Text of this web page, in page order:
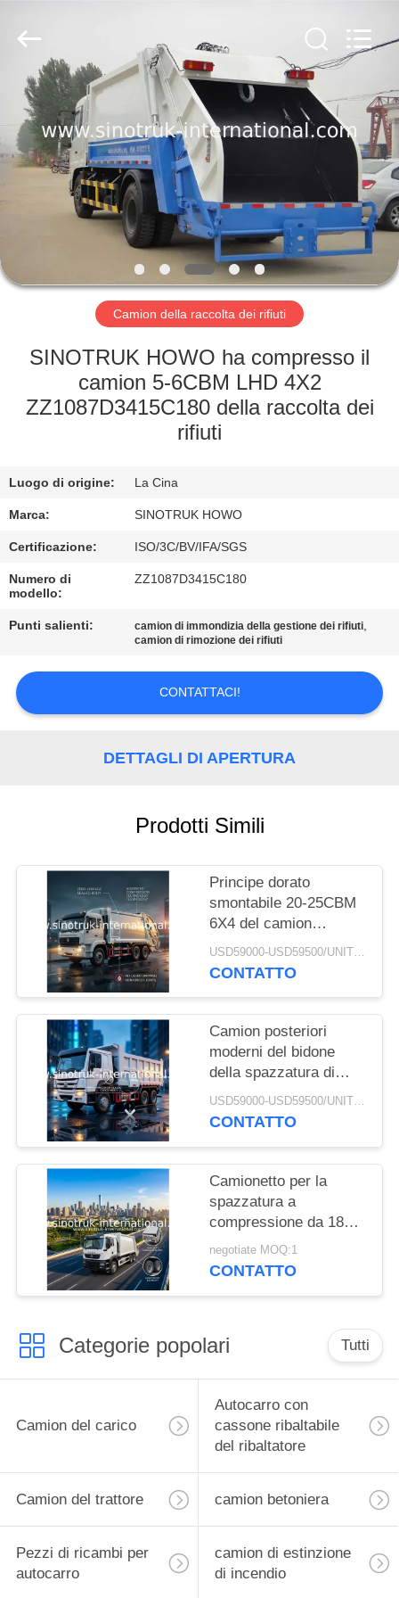
CASA.
PRODOTTI
NOI
ALLA
FABBRICA
QUALITÀ
CONTATTACI
CHIEDI
UN
PREVENTIVO
MAPPA
SULLA
PRIVACY
LTD..
Reserved.
Camion della raccolta dei rifiuti
SINOTRUK HOWO ha compresso il
camion 5-6CBM LHD 4X2
ZZ1087D3415C180 della raccolta dei
rifiuti
Luogo di origine: La Cina
Marca: SINOTRUK HOWO
Certificazione: ISO/3C/BV/IFA/SGS
Numero di
modello:
ZZ1087D3415C180
Punti salienti: camion di immondizia della gestione dei rifiuti,
camion di rimozione dei rifiuti
CONTATTACI!
DETTAGLI DI APERTURA
Prodotti Simili
Principe dorato
smontabile 20-25CBM
6X4 del camion
SINOTRUK della
raccolta dei rifiuti del
USD59000-USD59500/UNIT)negotiation MOQ:1 UNITÀ
CONTATTO
Camion posteriori
moderni del bidone
della spazzatura di
CBM 6X4
ZZ1257M4341W del
USD59000-USD59500/UNIT)negotiation MOQ:1 UNITÀ
CONTATTO
Camionetto per la
spazzatura a
compressione da 18
m3 con motore da 371
CV e pneumatici
negotiate MOQ:1
CONTATTO
Categorie popolari Tutti
Camion del carico
Autocarro con
cassone ribaltabile
del ribaltatore
Camion del trattore camion betoniera
Pezzi di ricambi per
autocarro
camion di estinzione
di incendio